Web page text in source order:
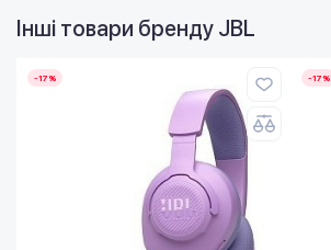
Інші товари бренду JBL
-17% -17%